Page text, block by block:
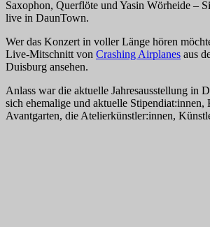
Saxophon, Querflöte und Yasin Wörheide –
live in DaunTown.
Wer das Konzert in voller Länge hören
Live-Mitschnitt von Crashing Airplanes aus
Duisburg ansehen.
Anlass war die aktuelle Jahresausstellung in
sich ehemalige und aktuelle Stipendiat:innen,
Avantgarten, die Atelierkünstler:innen,